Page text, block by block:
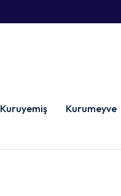
Kuruyemiş Kurumeyve